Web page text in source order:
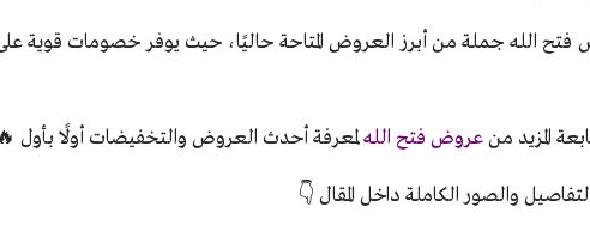
الله جملة من أبرز العروض المتاحة حاليًا، حيث يوفر خصومات قوية
المزيد منعروض فتح اللهلمعرفة أحدث العروض والتخفيضات أولًا بأول
والصور الكاملة داخل المقال 👇